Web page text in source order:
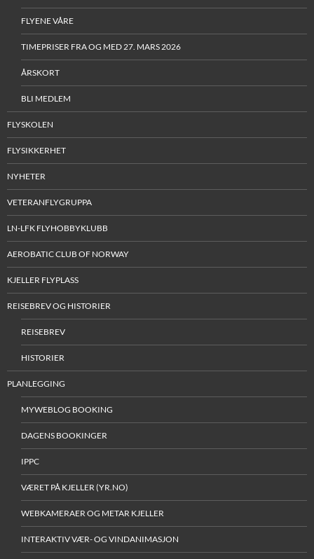
FLYENE VÅRE
TIMEPRISER FRA OG MED 27. MARS 2026
ÅRSKORT
BLI MEDLEM
FLYSKOLEN
FLYSIKKERHET
NYHETER
VETERANFLYGRUPPA
LN-LFK FLYHOBBYKLUBB
AEROBATIC CLUB OF NORWAY
KJELLER FLYPLASS
REISEBREV OG HISTORIER
REISEBREV
HISTORIER
PLANLEGGING
MYWEBLOG BOOKING
DAGENS BOOKINGER
IPPC
VÆRET PÅ KJELLER (YR.NO)
WEBKAMERAER OG METAR KJELLER
INTERAKTIV VÆR- OG VINDANIMASJON